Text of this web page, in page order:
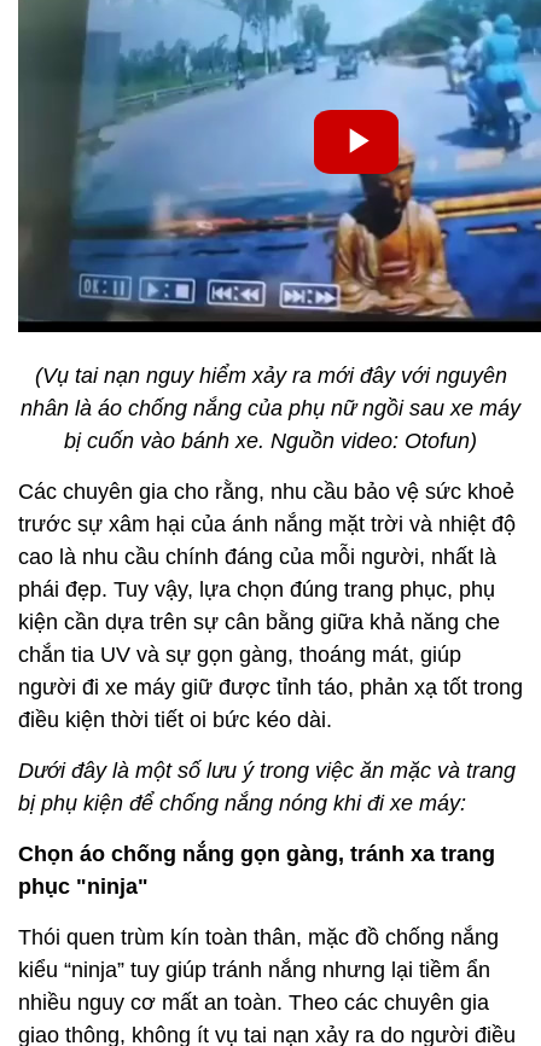
(Vụ tai nạn nguy hiểm xảy ra mới đây với nguyên
nhân là áo chống nắng của phụ nữ ngồi sau xe máy
bị cuốn vào bánh xe. Nguồn video: Otofun)
Các chuyên gia cho rằng, nhu cầu bảo vệ sức khoẻ
trước sự xâm hại của ánh nắng mặt trời và nhiệt độ
cao là nhu cầu chính đáng của mỗi người, nhất là
phái đẹp. Tuy vậy, lựa chọn đúng trang phục, phụ
kiện cần dựa trên sự cân bằng giữa khả năng che
chắn tia UV và sự gọn gàng, thoáng mát, giúp
người đi xe máy giữ được tỉnh táo, phản xạ tốt trong
điều kiện thời tiết oi bức kéo dài.
Dưới đây là một số lưu ý trong việc ăn mặc và trang
bị phụ kiện để chống nắng nóng khi đi xe máy:
Chọn áo chống nắng gọn gàng, tránh xa trang
phục "ninja"
Thói quen trùm kín toàn thân, mặc đồ chống nắng
kiểu “ninja” tuy giúp tránh nắng nhưng lại tiềm ẩn
nhiều nguy cơ mất an toàn. Theo các chuyên gia
giao thông, không ít vụ tai nạn xảy ra do người điều